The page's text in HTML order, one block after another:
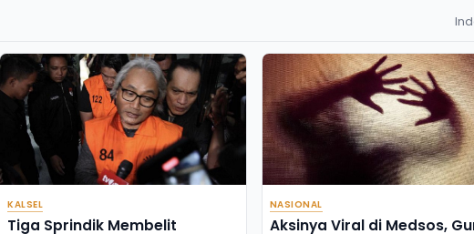
KALSEL
Tiga Sprindik Membelit
NASIONAL
Aksinya Viral di Medsos,